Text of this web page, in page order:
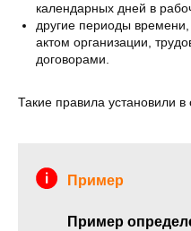
календарных дней в
другие периоды
актом организации,
договорами.
Такие правила установили в
Пример
Пример